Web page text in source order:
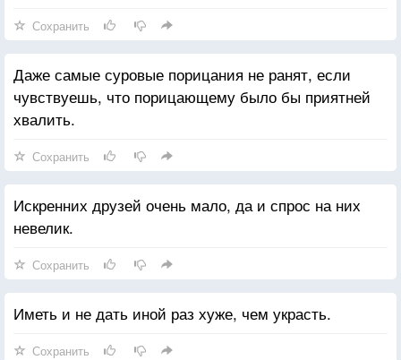
Сохранить
Даже самые суровые порицания не ранят, если
чувствуешь, что порицающему было бы приятней
хвалить.
Сохранить
Искренних друзей очень мало, да и спрос на них
невелик.
Сохранить
Иметь и не дать иной раз хуже, чем украсть.
Сохранить